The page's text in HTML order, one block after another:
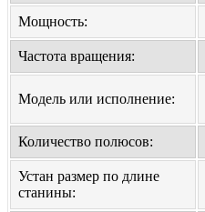
Мощность:
Частота вращения:
Модель или исполнение:
Количество полюсов:
Устан размер по длине
станины: